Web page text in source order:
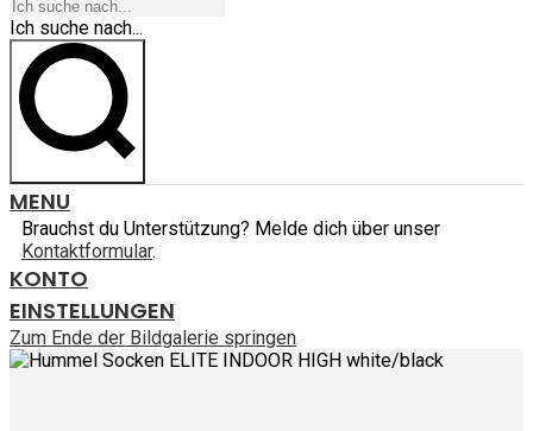
Ich suche nach...
MENU
Brauchst du Unterstützung? Melde dich über unser
Kontaktformular.
KONTO
EINSTELLUNGEN
Zum Ende der Bildgalerie springen